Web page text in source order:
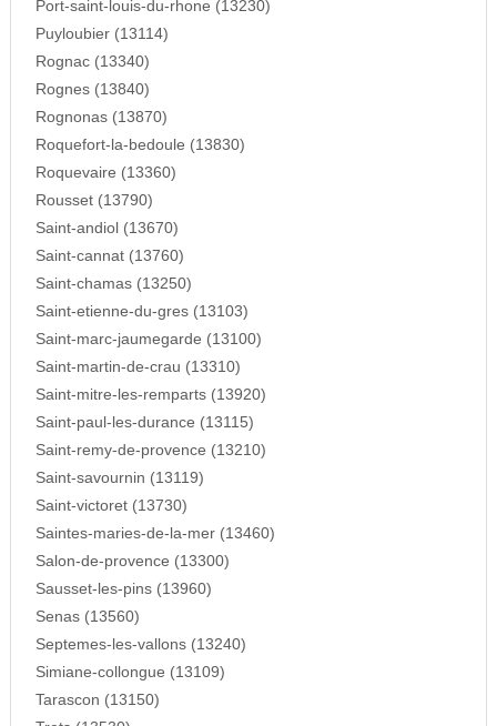
Port-saint-louis-du-rhone (13230)
Puyloubier (13114)
Rognac (13340)
Rognes (13840)
Rognonas (13870)
Roquefort-la-bedoule (13830)
Roquevaire (13360)
Rousset (13790)
Saint-andiol (13670)
Saint-cannat (13760)
Saint-chamas (13250)
Saint-etienne-du-gres (13103)
Saint-marc-jaumegarde (13100)
Saint-martin-de-crau (13310)
Saint-mitre-les-remparts (13920)
Saint-paul-les-durance (13115)
Saint-remy-de-provence (13210)
Saint-savournin (13119)
Saint-victoret (13730)
Saintes-maries-de-la-mer (13460)
Salon-de-provence (13300)
Sausset-les-pins (13960)
Senas (13560)
Septemes-les-vallons (13240)
Simiane-collongue (13109)
Tarascon (13150)